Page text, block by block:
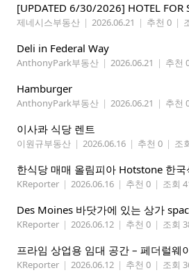
제네시스부동산 | 2026.06.21 | 추천 0 |
Deli in Federal Way
AnthonyPark부동산 | 2026.06.21 | 추천
Hamburger
AnthonyPark부동산 | 2026.06.21 | 추천
이사콰 식당 렌트
이원규부동산 | 2026.06.16 | 추천 0 | 조
한식당 매매 올림피아 Hotstone 한국
KReporter | 2026.06.16 | 추천 0 | 조회
Des Moines 바닷가에 있는 상가
KReporter | 2026.06.12 | 추천 0 | 조회
KReporter | 2026.06.12 | 추천 0 | 조회